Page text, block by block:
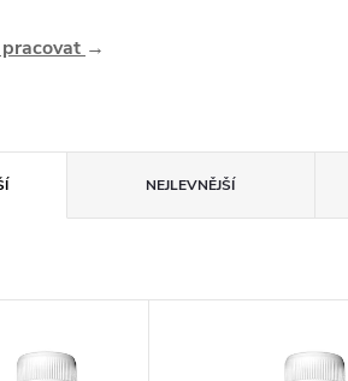
→
NEJLEVNĚJŠÍ